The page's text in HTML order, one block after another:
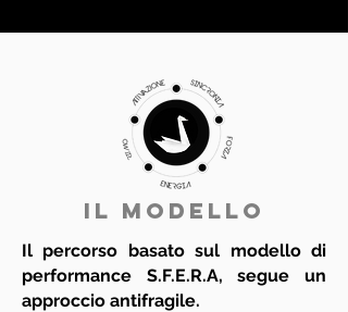
IL MODELLO
Il percorso basato sul modello di
performance S.F.E.R.A, segue un
approccio antifragile.